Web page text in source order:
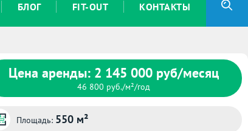
БЛОГ FIT-OUT КОНТАКТЫ
Цена аренды: 2 145 000 руб/месяц
46 800 руб./м²/год
Площадь: 550 м²